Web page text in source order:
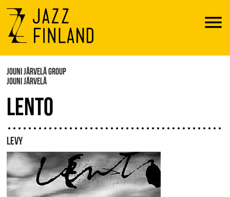
Menu
JOUNI JÄRVELÄ GROUP
JOUNI JÄRVELÄ
LENTO
LEVY